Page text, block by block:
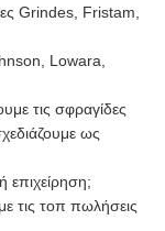
Grindes, Fristam,
Lowara,
τις σφραγίδες
ως
επιχείρηση;
τις τοπ πωλήσεις